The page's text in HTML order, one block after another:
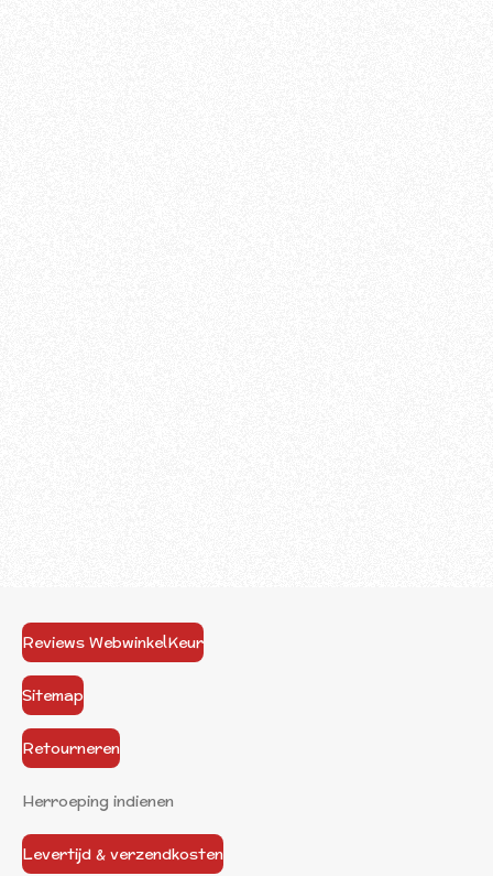
Reviews WebwinkelKeur
Sitemap
Retourneren
Herroeping indienen
Levertijd & verzendkosten